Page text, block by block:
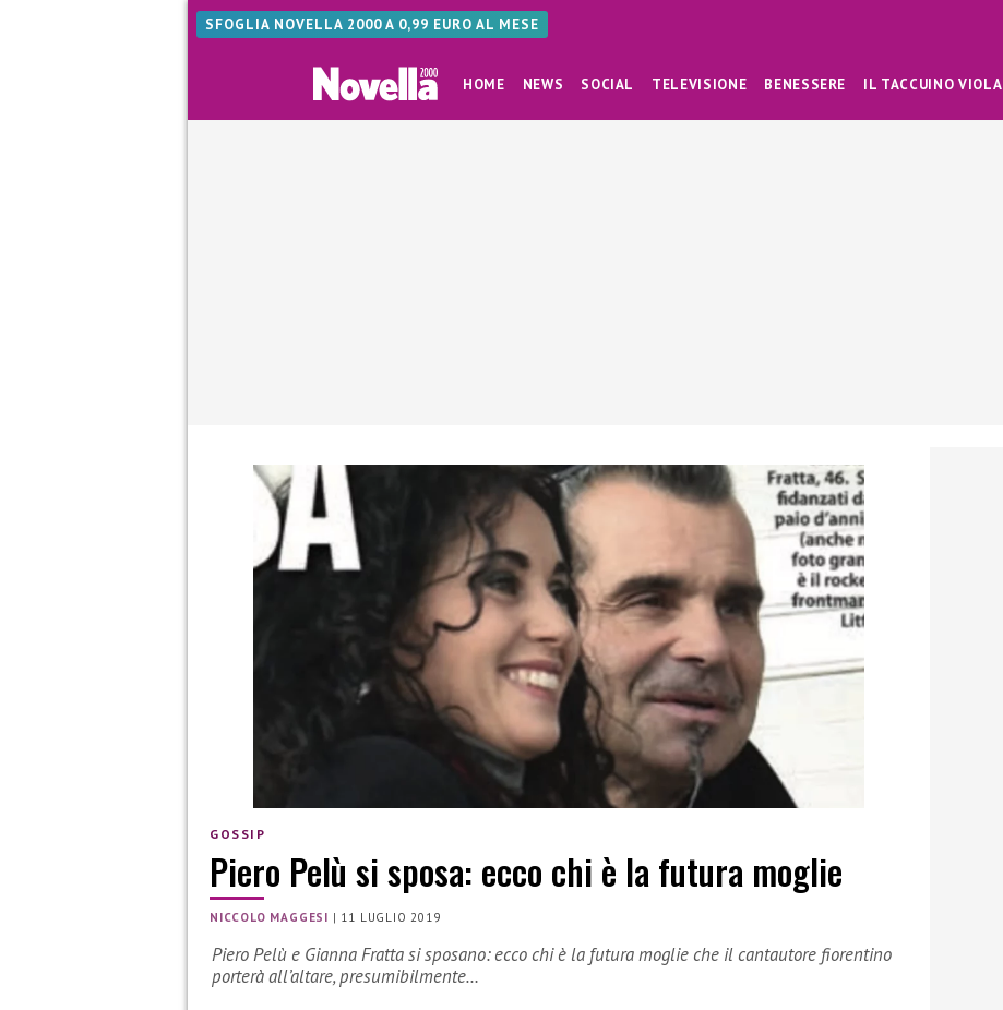
SFOGLIA NOVELLA 2000 A 0,99 EURO AL MESE
HOME NEWS SOCIAL TELEVISIONE BENESSERE IL TACCUINO VIOLA
GOSSIP
Piero Pelù si sposa: ecco chi è la futura moglie
NICCOLO MAGGESI | 11 LUGLIO 2019
Piero Pelù e Gianna Fratta si sposano: ecco chi è la futura moglie che il cantautore fiorentino
porterà all’altare, presumibilmente…